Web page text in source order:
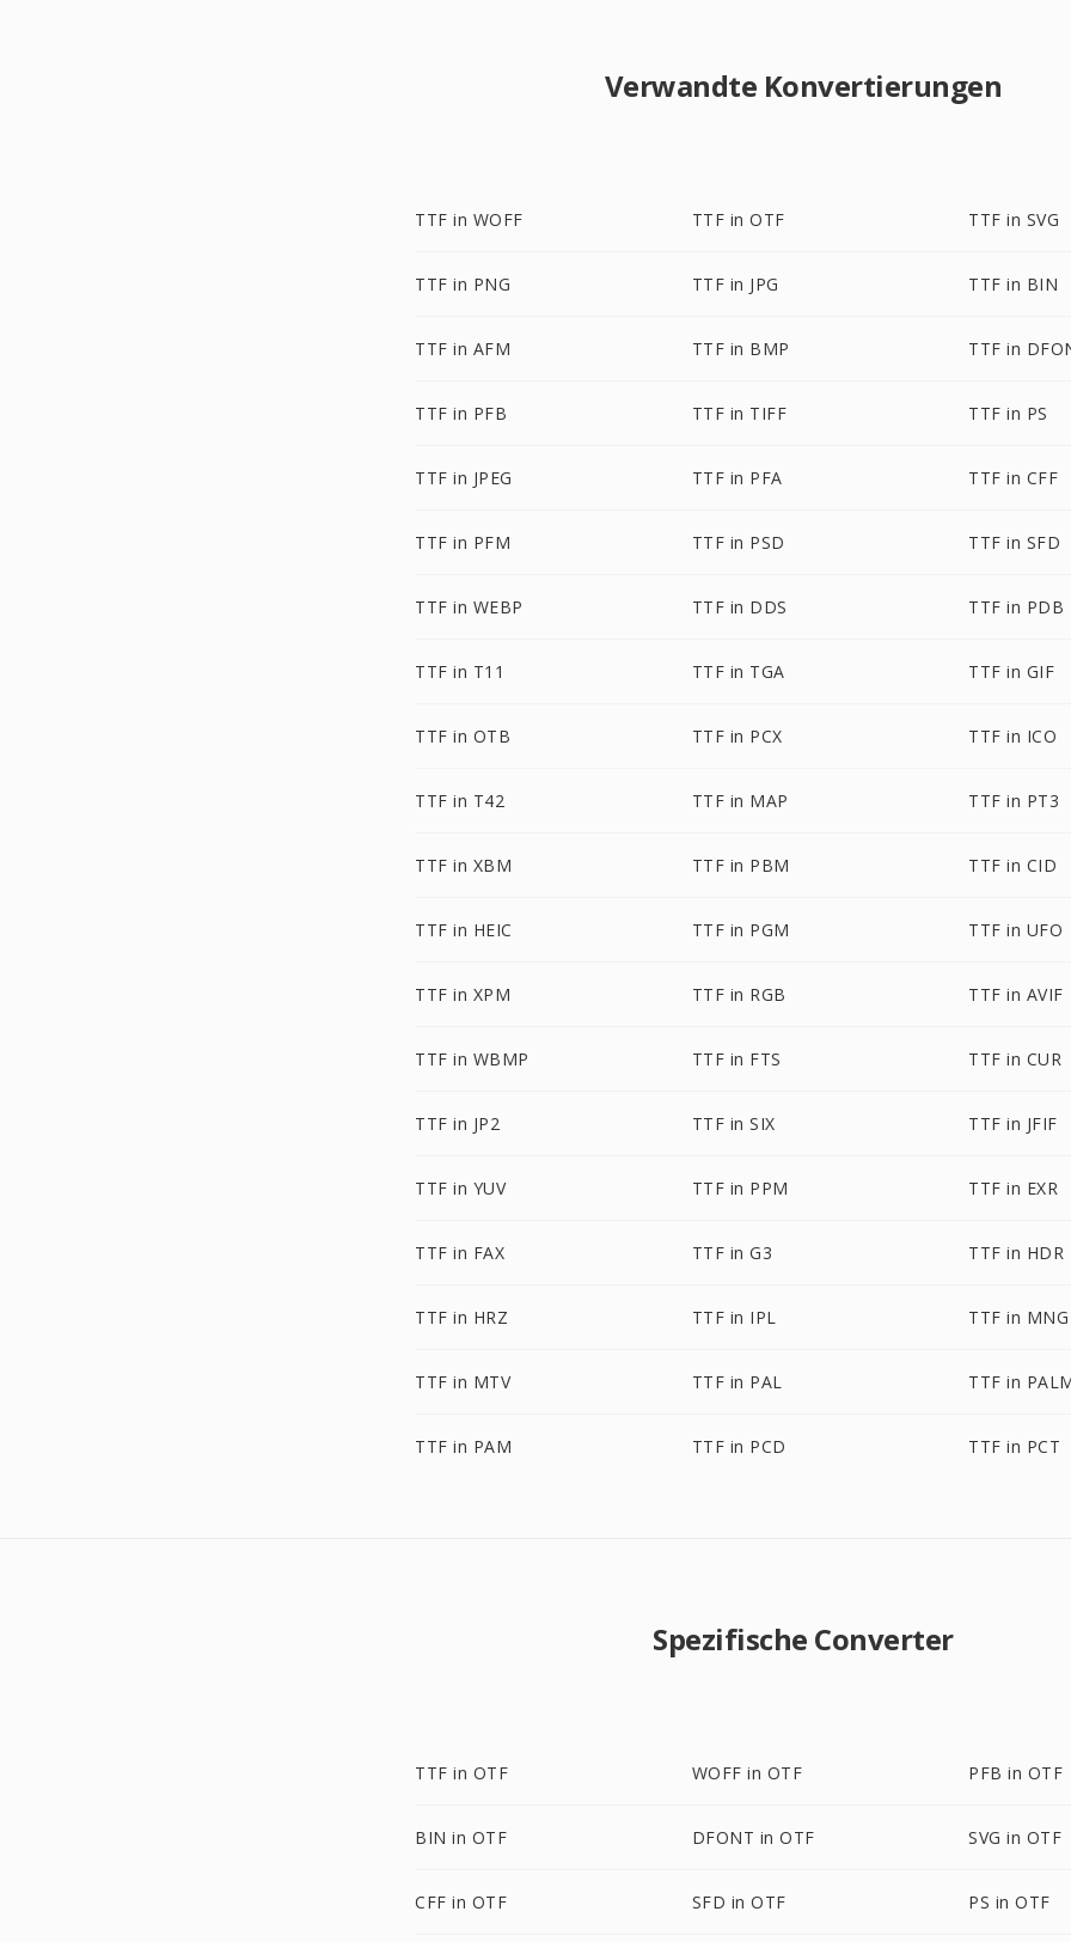
Verwandte Konvertierungen
TTF in WOFF TTF in OTF TTF in SVG
TTF in PNG TTF in JPG TTF in BIN
TTF in AFM TTF in BMP TTF in
TTF in PFB TTF in TIFF TTF in PS
TTF in JPEG TTF in PFA TTF in CFF
TTF in PFM TTF in PSD TTF in SFD
TTF in WEBP TTF in DDS TTF in PDB
TTF in T11 TTF in TGA TTF in GIF
TTF in OTB TTF in PCX TTF in ICO
TTF in T42 TTF in MAP TTF in PT3
TTF in XBM TTF in PBM TTF in CID
TTF in HEIC TTF in PGM TTF in UFO
TTF in XPM TTF in RGB TTF in AVIF
TTF in WBMP TTF in FTS TTF in CUR
TTF in JP2 TTF in SIX TTF in JFIF
TTF in YUV TTF in PPM TTF in EXR
TTF in FAX TTF in G3 TTF in HDR
TTF in HRZ TTF in IPL TTF in MNG
TTF in MTV TTF in PAL TTF in
TTF in PAM TTF in PCD TTF in PCT
Spezifische Converter
TTF in OTF WOFF in OTF PFB in OTF
BIN in OTF DFONT in OTF SVG in OTF
CFF in OTF SFD in OTF PS in OTF